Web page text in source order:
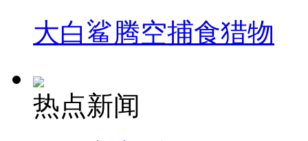
大白鲨腾空捕食猎物
热点新闻